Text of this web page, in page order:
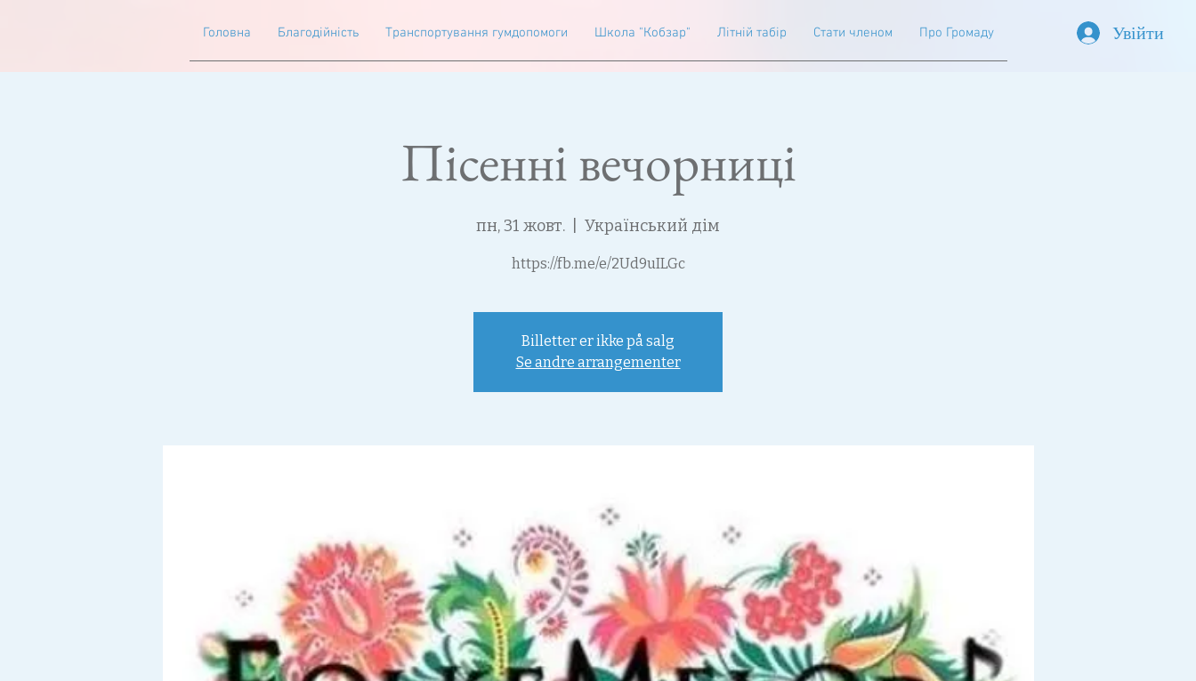
Головна Благодійність Транспортування гумдопомоги Школа "Кобзар" Літній табір Стати членом Про Громаду Увійти
Пісенні вечорниці
пн, 31 жовт. Український дім
https://fb.me/e/2Ud9uILGc
Billetter er ikke på salg
Se andre arrangementer